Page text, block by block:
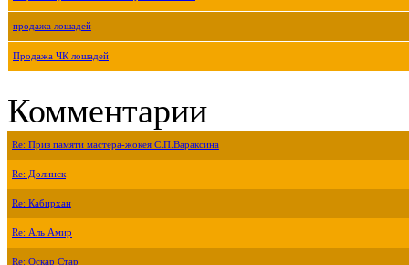
продажа лошадей
Продажа ЧК лошадей
Комментарии
Re: Приз памяти мастера-жокея С.П.Вараксина
Re: Долинск
Re: Кабирхан
Re: Аль Амир
Re: Оскар Стар